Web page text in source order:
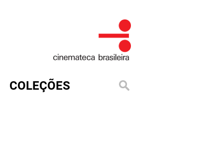
COLEÇÕES